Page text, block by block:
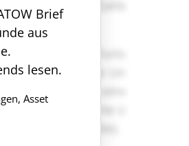
Brief
aus
lesen.
Asset